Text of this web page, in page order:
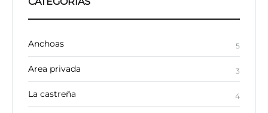
Anchoas 5
Area privada 3
La castreña 4